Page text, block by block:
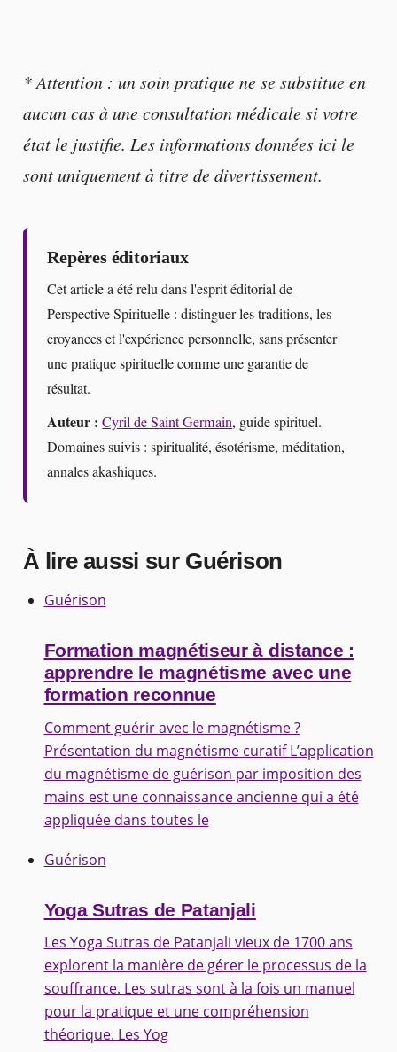
* Attention : un soin pratique ne se substitue en
aucun cas à une consultation médicale si votre
état le justifie. Les informations données ici le
sont uniquement à titre de divertissement.
Repères éditoriaux
Cet article a été relu dans l'esprit éditorial de
Perspective Spirituelle : distinguer les traditions, les
croyances et l'expérience personnelle, sans présenter
une pratique spirituelle comme une garantie de
résultat.
Auteur : Cyril de Saint Germain, guide spirituel.
Domaines suivis : spiritualité, ésotérisme, méditation,
annales akashiques.
À lire aussi sur Guérison
Guérison
Formation magnétiseur à distance :
apprendre le magnétisme avec une
formation reconnue
Comment guérir avec le magnétisme ?
Présentation du magnétisme curatif L’application
du magnétisme de guérison par imposition des
mains est une connaissance ancienne qui a été
appliquée dans toutes le
Guérison
Yoga Sutras de Patanjali
Les Yoga Sutras de Patanjali vieux de 1700 ans
explorent la manière de gérer le processus de la
souffrance. Les sutras sont à la fois un manuel
pour la pratique et une compréhension
théorique. Les Yog